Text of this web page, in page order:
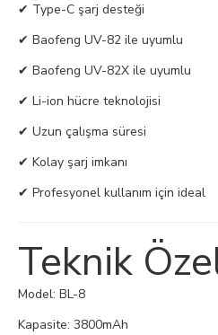
✔ Type-C şarj desteği
✔ Baofeng UV-82 ile uyumlu
✔ Baofeng UV-82X ile uyumlu
✔ Li-ion hücre teknolojisi
✔ Uzun çalışma süresi
✔ Kolay şarj imkanı
✔ Profesyonel kullanım için ideal
Teknik
Model: BL-8
Kapasite: 3800mAh